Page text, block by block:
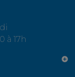
à 17h